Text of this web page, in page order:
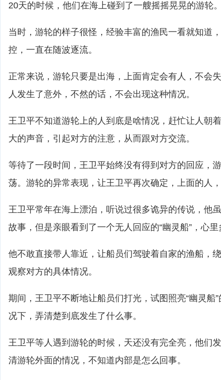
20天的时候，他们在海上碰到了一艘摇摇晃晃的游轮
当时，游轮的样子很怪，经验丰富的渔民一看就知道
控，一直在随波逐流。
正常来说，游轮只要是出海，上面肯定会有人，不会
人发生了意外，不然的话，不会出现这种情况。
王卫平不知道游轮上的人到底是啥情况，赶忙让人朝
大的声音，引起对方的注意，从而跟对方交流。
等待了一段时间，王卫平始终没有得到对方的回应，
荡。游轮的异常表现，让王卫平再次确定，上面的人
王卫平常年在海上漂泊，听说过很多诡异的传说，他
故事，但是亲眼看到了一个无人回应的“幽灵船”，心
他不敢直接带人靠近，让船员们驾驶着自家的渔船，
观察对方的具体情况。
期间，王卫平不断地让船员们打光，试图照亮“幽灵船
况下，弄清楚到底发生了什么事。
王卫平等人遇到游轮的时候，天还没有完全亮，他们
清游轮外面的情况，不知道内部是怎么回事。